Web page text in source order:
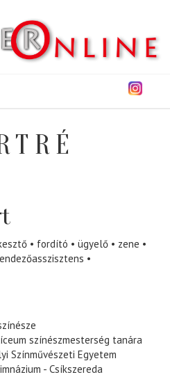
fordító ügyelő
zene
színészmesterség tanára
Színművészeti Egyetem
- Csíkszereda